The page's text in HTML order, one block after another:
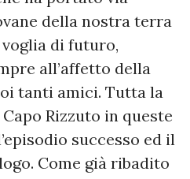
della nostra terra
di futuro,
all’affetto della
tanti amici. Tutta la
Rizzuto in queste
successo ed il
Come già ribadito